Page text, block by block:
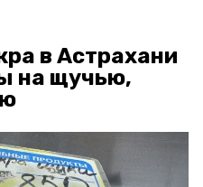
в Астрахани
на щучью,